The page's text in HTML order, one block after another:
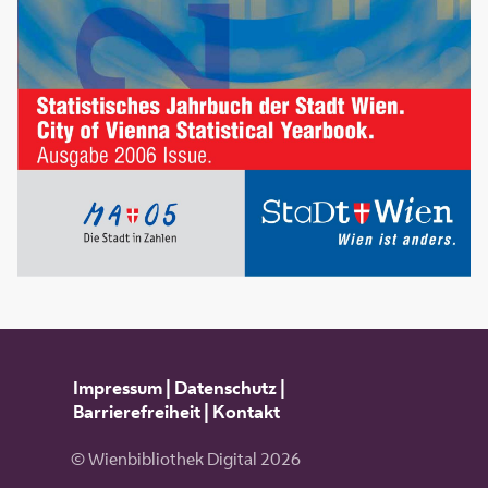
Impressum| Datenschutz|
Barrierefreiheit| Kontakt
© Wienbibliothek Digital 2026